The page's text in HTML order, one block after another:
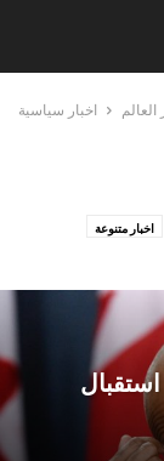
العالم اخبار سياسية
اخبار متنوعة